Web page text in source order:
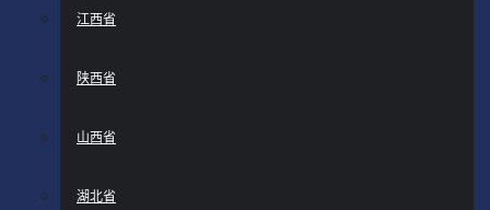
江西省
陕西省
山西省
湖北省